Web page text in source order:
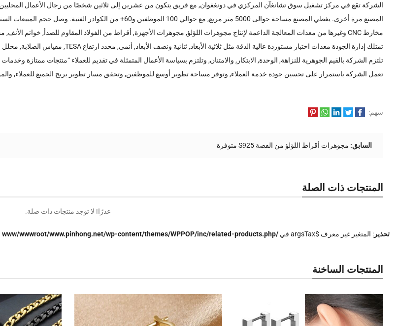
مخارط CNC وغيرها من معدات المعالجة الداعمة لإنتاج مجوهرات اللؤلؤ, مجوهرات الأجهزة, أقراط من الفولاذ المقاوم للصدأ, خواتم الأنف, مجوهرات فضية, الخ.
تمتلك إدارة الجودة معدات اختبار مستوردة عالية الدقة مثل ثلاثية الأبعاد, ثنائية ونصف الأبعاد, أنمي, محدد ارتفاع TESA, مقياس الصلابة, محلل التشطيب, الخ
تلتزم الشركة بالقيم الجوهرية للنزاهة, الوحدة, الابتكار, والامتنان, وتلتزم بسياسة الأعمال المتمثلة في تقديم للعملاء “منتجات
تعمل الشركة باستمرار على تحسين جودة خدمة العملاء, وتوفر مساحة تطوير أوسع للموظفين, وتحقق مسار تطوير يربح الجميع للعملاء,
سهم:
السابق: مجوهرات أقراط اللؤلؤ من الفضة S925 متوفرة
المنتجات ذات الصلة
عذرًا! لا توجد منتجات ذات صلة.
تحذير: المتغير غير معرف $argsTax في /www/wwwroot/www.pinhong.net/wp-content/themes/WPPOP/inc/related-products.php
المنتجات الساخنة